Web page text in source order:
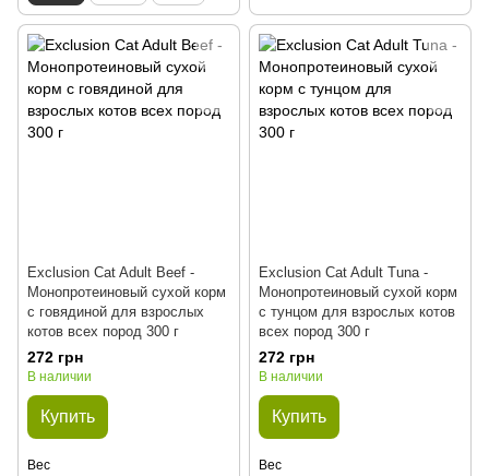
Exclusion Cat Adult Beef -
Монопротеиновый сухой корм
с говядиной для взрослых
котов всех пород 300 г
272 грн
В наличии
Купить
Вес
Exclusion Cat Adult Tuna -
Монопротеиновый сухой корм
с тунцом для взрослых котов
всех пород 300 г
272 грн
В наличии
Купить
Вес